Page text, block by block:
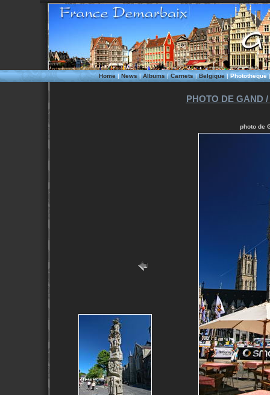
Home|News|Albums|Carnets|Belgique|Phototheque
PHOTO DE GAND
photo de